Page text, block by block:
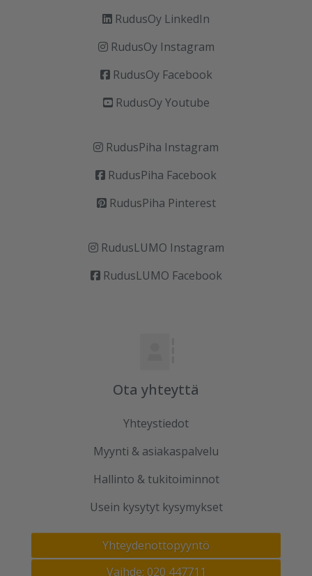
RudusOy LinkedIn
RudusOy Instagram
RudusOy Facebook
RudusOy Youtube
RudusPiha Instagram
RudusPiha Facebook
RudusPiha Pinterest
RudusLUMO Instagram
RudusLUMO Facebook
Ota yhteyttä
Yhteystiedot
Myynti & asiakaspalvelu
Hallinto & tukitoiminnot
Usein kysytyt kysymykset
Yhteydenottopyyntö
Vaihde: 020 447711